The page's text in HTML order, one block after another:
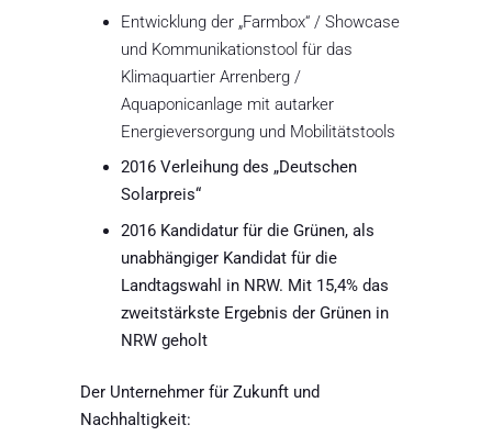
Entwicklung der „Farmbox“ / Showcase
und Kommunikationstool für das
Klimaquartier Arrenberg /
Aquaponicanlage mit autarker
Energieversorgung und Mobilitätstools
2016 Verleihung des „Deutschen
Solarpreis“
2016 Kandidatur für die Grünen, als
unabhängiger Kandidat für die
Landtagswahl in NRW. Mit 15,4% das
zweitstärkste Ergebnis der Grünen in
NRW geholt
Der Unternehmer für Zukunft und
Nachhaltigkeit: